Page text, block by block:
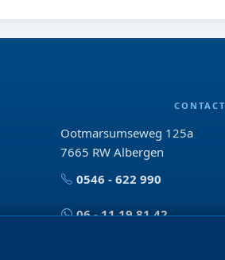
CONTACT
Ootmarsumseweg 125a
7665 RW Albergen
0546 - 622 990
06 - 11 19 81 42